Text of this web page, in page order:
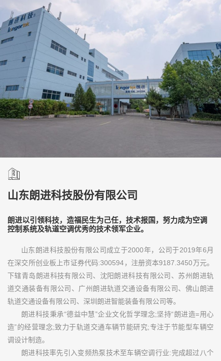
山东朗进科技股份有限公司
朗进以引领科技，造福民生为己任，技术报国，努力成为空调
控制系统及轨道空调优秀的技术领军企业。
山东朗进科技股份有限公司成立于2000年，公司于2019年6月
在深交所创业板上市证券代码:300594，注册资本9187.3450万元。
下辖青岛朗进科技有限公司、沈阳朗进科技有限公司、苏州朗进轨
道交通装备有限公司、广州朗进轨道交通设备有限公司、佛山朗进
轨道交通设备有限公司、深圳朗进智能装备有限公司等。
朗进科技秉承“德益中慧”企业文化哲学理念;坚持“朗进造=用心
造”的经营理念;致力于轨道交通车辆节能研究;专注于节能型车辆空
调设计制造。
朗进科技率先引入变频热泵技术至车辆空调行业:完成超过八个